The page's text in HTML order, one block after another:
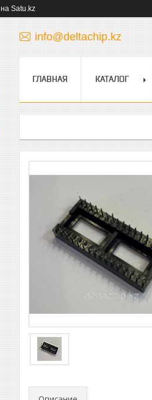
на Satu.kz
info@deltachip.kz
ГЛАВНАЯ КАТАЛОГ